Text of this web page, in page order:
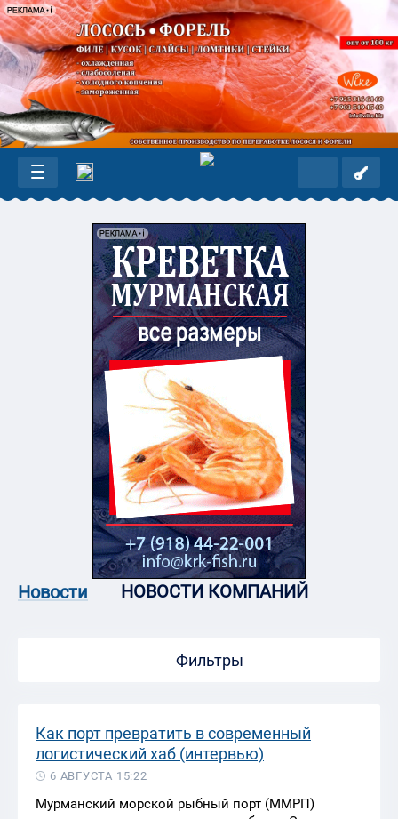
Новости НОВОСТИ КОМПАНИЙ
Фильтры
Как порт превратить в современный
логистический хаб (интервью)
6 АВГУСТА 15:22
Мурманский морской рыбный порт (ММРП)